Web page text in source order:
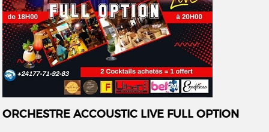
ORCHESTRE ACCOUSTIC LIVE FULL OPTION